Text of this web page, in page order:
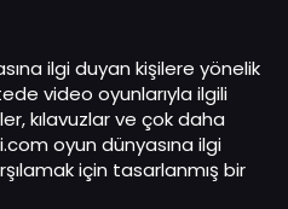
ilgi duyan kişilere yönelik
video oyunlarıyla ilgili
kılavuzlar ve çok daha
oyun dünyasına ilgi
için tasarlanmış bir